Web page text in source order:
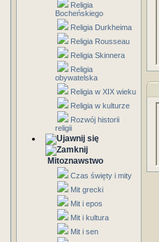
Religia
Bocheńskiego
Religia Durkheima
Religia Rousseau
Religia Skinnera
Religia
obywatelska
Religia w XIX wieku
Religia w kulturze
Rozwój historii
religii
Mitoznawstwo
Czas święty i mity
Mit grecki
Mit i epos
Mit i kultura
Mit i sen